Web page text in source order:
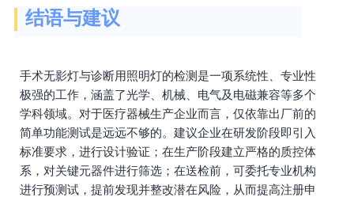
结语与建议
手术无影灯与诊断用照明灯的检测是一项系统性、专业性
极强的工作，涵盖了光学、机械、电气及电磁兼容等多个
学科领域。对于医疗器械生产企业而言，仅依靠出厂前的
简单功能测试是远远不够的。建议企业在研发阶段即引入
标准要求，进行设计验证；在生产阶段建立严格的质控体
系，对关键元器件进行筛选；在送检前，可委托专业机构
进行预测试，提前发现并整改潜在风险，从而提高注册申